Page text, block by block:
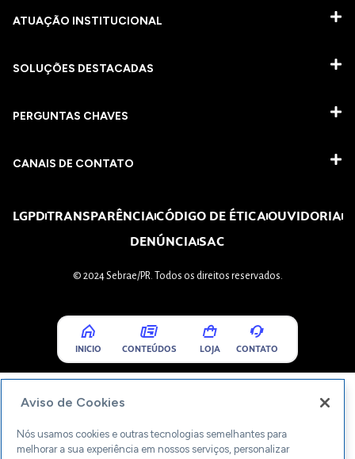
ATUAÇÃO INSTITUCIONAL
SOLUÇÕES DESTACADAS
PERGUNTAS CHAVES​
CANAIS DE CONTATO
LGPDTRANSPARÊNCIACÓDIGO DE ÉTICAOUVIDORIA
DENÚNCIASAC
© 2024 Sebrae/PR. Todos os direitos reservados.
INICIO CONTEÚDOS LOJA CONTATO
Aviso de Cookies
Nós usamos cookies e outras tecnologias semelhantes para
melhorar a sua experiência em nossos serviços, personalizar